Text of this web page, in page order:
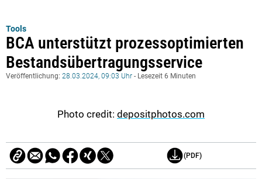
Tools
BCA unterstützt prozessoptimierten
Bestandsübertragungsservice
Veröffentlichung: 28.03.2024, 09:03 Uhr - Lesezeit 6 Minuten
Photo credit: depositphotos.com
(PDF)